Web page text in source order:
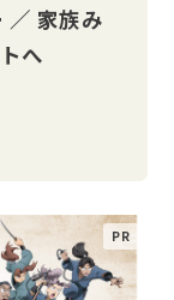
／ 家族み
へ